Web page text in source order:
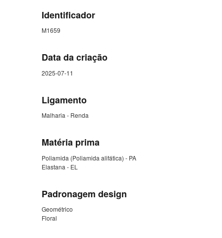
Identificador
M1659
Data da criação
2025-07-11
Ligamento
Malharia - Renda
Matéria prima
Poliamida (Poliamida alifática) - PA
Elastana - EL
Padronagem design
Geométrico
Floral